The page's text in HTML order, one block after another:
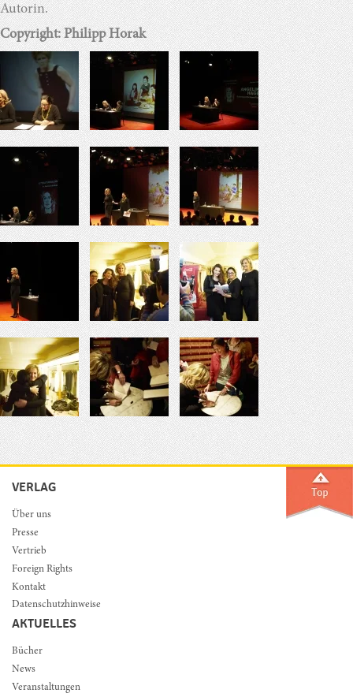
Autorin.
Copyright: Philipp Horak
VERLAG
Über uns
Presse
Vertrieb
Foreign Rights
Kontakt
Datenschutzhinweise
AKTUELLES
Bücher
News
Veranstaltungen